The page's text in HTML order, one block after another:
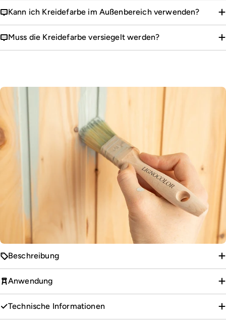
Kann ich Kreidefarbe im Außenbereich verwenden?
Muss die Kreidefarbe versiegelt werden?
Beschreibung
Anwendung
Technische Informationen